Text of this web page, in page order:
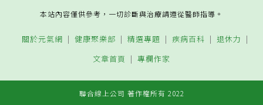
本站內容僅供參考，一切診斷與治療請遵從醫師指導。
關於元氣網 健康聚樂部 精選專題 疾病百科
退休力
文章首頁
專欄作家
聯合線上公司 著作權所有 2022